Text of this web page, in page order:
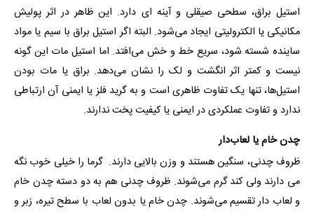
استیل براق، سطحی صیقلی و آینه‌ ای دارد. این ظاهر در اثر پولیش
مکانیکی یا الکترولیتی ایجاد می‌شود. البته اگر استیل براق با سیم یا مواد
ساینده شسته شود، سریع خط و خش می‌افتد. اما استیل مات این گونه
نیست و کمتر اثر انگشت و لک را نشان می‌دهد. براق یا مات بودن
استیل‌ها، تنها یک تفاوت ظاهری است و به گرید فلز یا ایمنی آن ارتباطی
ندارد و تفاوت عملکردی در ایمنی یا کیفیت پخت ندارند.
چدن خام یا لعاب‌دار
ظروف چدنی، سنگین هستند و وزن بالایی دارند. گرما را خیلی خوب نگه
می دارند ولی کند گرم می‌شوند. ظروف چدنی هم به دو دسته چدن خام
و لعاب دار تقسیم می‌شوند. چدن خام یا بدون لعاب با سطح تیره، زبر و